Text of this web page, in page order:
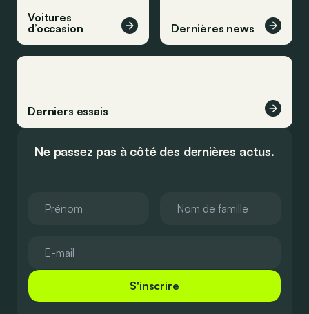
Voitures
d’occasion
Dernières news
Derniers essais
Ne passez pas à côté des dernières actus.
S'inscrire